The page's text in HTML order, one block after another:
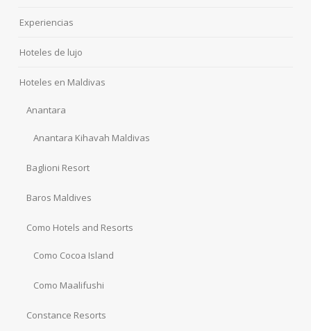
Experiencias
Hoteles de lujo
Hoteles en Maldivas
Anantara
Anantara Kihavah Maldivas
Baglioni Resort
Baros Maldives
Como Hotels and Resorts
Como Cocoa Island
Como Maalifushi
Constance Resorts